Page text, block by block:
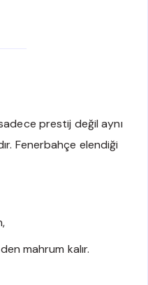
prestij değil aynı
Fenerbahçe elendiği
mahrum kalır.